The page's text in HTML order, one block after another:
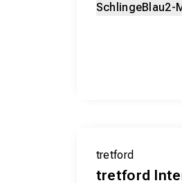
SchlingeBlau2-
tretford
tretford